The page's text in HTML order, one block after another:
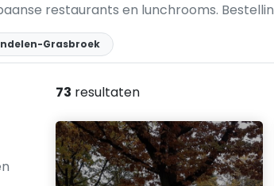
restaurants en lunchrooms.
Grasbroek
73 resultaten